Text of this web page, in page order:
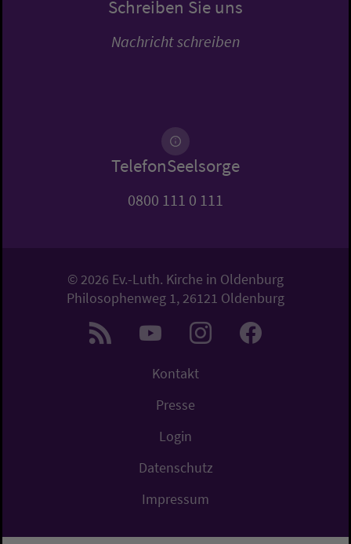
Schreiben Sie uns
Nachricht schreiben
TelefonSeelsorge
0800 111 0 111
© 2026 Ev.-Luth. Kirche in Oldenburg
Philosophenweg 1, 26121 Oldenburg
Kontakt
Presse
Login
Datenschutz
Impressum